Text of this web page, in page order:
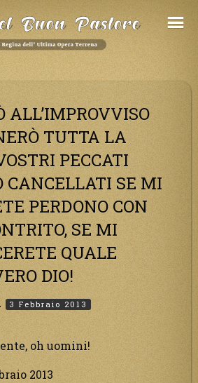
ALL’IMPROVVISO
TUTTA LA
PECCATI
CANCELLATI SE MI
PERDONO CON
SE MI
QUALE
DIO!
3 Febbraio 2013
oh uomini!
2013